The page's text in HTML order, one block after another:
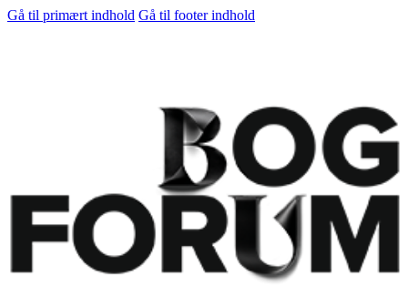
Gå til primært indhold Gå til footer indhold